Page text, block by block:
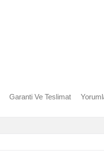
Garanti Ve Teslimat